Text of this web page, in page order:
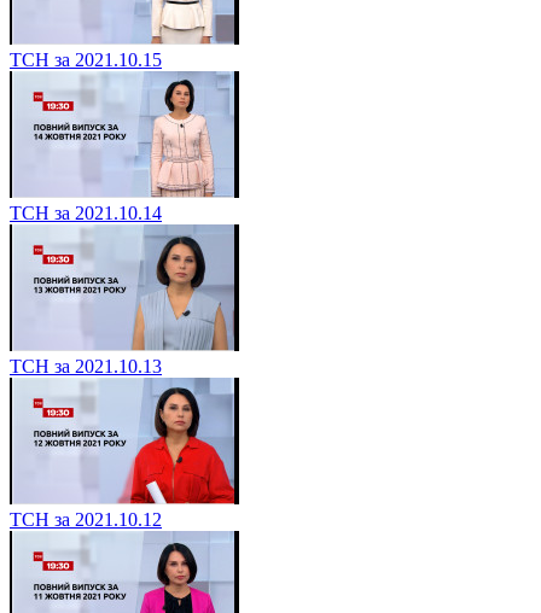
ТСН за 2021.10.15
ТСН за 2021.10.14
ТСН за 2021.10.13
ТСН за 2021.10.12